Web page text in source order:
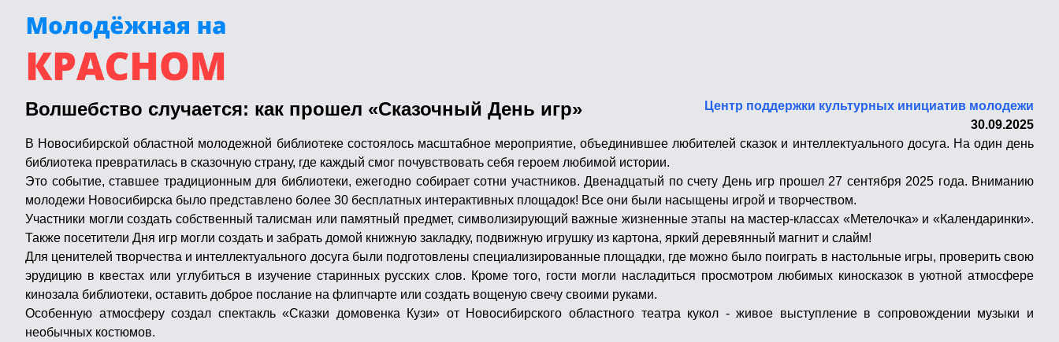
Волшебство случается: как прошел «Сказочный День игр»
Центр поддержки культурных инициатив молодежи
30.09.2025
В Новосибирской областной молодежной библиотеке состоялось масштабное мероприятие, объединившее любителей сказок и интеллектуального досуга. На один день
библиотека превратилась в сказочную страну, где каждый смог почувствовать себя героем любимой истории.
Это событие, ставшее традиционным для библиотеки, ежегодно собирает сотни участников. Двенадцатый по счету День игр прошел 27 сентября 2025 года. Вниманию
молодежи Новосибирска было представлено более 30 бесплатных интерактивных площадок! Все они были насыщены игрой и творчеством.
Участники могли создать собственный талисман или памятный предмет, символизирующий важные жизненные этапы на мастер-классах «Метелочка» и «Календаринки».
Также посетители Дня игр могли создать и забрать домой книжную закладку, подвижную игрушку из картона, яркий деревянный магнит и слайм!
Для ценителей творчества и интеллектуального досуга были подготовлены специализированные площадки, где можно было поиграть в настольные игры, проверить свою
эрудицию в квестах или углубиться в изучение старинных русских слов. Кроме того, гости могли насладиться просмотром любимых киносказок в уютной атмосфере
кинозала библиотеки, оставить доброе послание на флипчарте или создать вощеную свечу своими руками.
Особенную атмосферу создал спектакль «Сказки домовенка Кузи» от Новосибирского областного театра кукол - живое выступление в сопровождении музыки и
необычных костюмов.